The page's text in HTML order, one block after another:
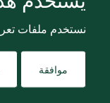
نستخدم ملفات
موافقة